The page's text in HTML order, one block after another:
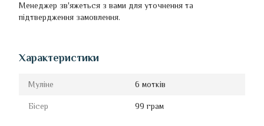
Менеджер зв'яжеться з вами для уточнення та
підтвердження замовлення.
Характеристики
Муліне 6 мотків
Бісер 99 грам